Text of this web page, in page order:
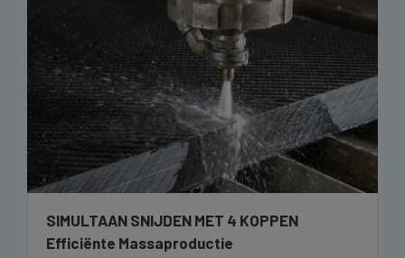
SIMULTAAN SNIJDEN MET 4 KOPPEN
Efficiënte Massaproductie